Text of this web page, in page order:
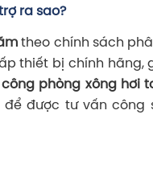
ra sao?
theo chính sách
thiết bị chính hãng,
phòng xông hơi
được tư vấn công